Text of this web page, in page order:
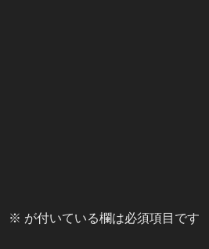
※ が付いている欄は必須項目です